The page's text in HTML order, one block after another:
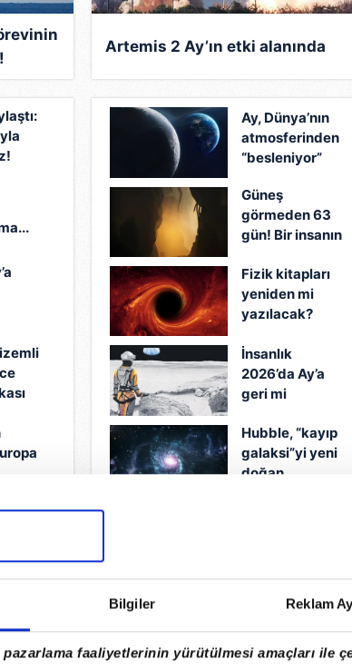
Bilgiler Reklam
faaliyetlerinin yürütülmesi amaçları ile
Artemis 2 Ay’ın etki alanında
Ay, Dünya’nın
atmosferinden
“besleniyor”
Güneş
görmeden 63
gün! Bir insanın
olduğuna
Fizik kitapları
yeniden mi
yazılacak?
etrafında
görülen şey
bilim
etti!
İnsanlık
2026’da Ay’a
geri mi
Hubble, “kayıp
galaksi”yi yeni
doğan